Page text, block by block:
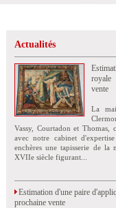
Actualités
royale
vente
La
Vassy, Courtadon et Thomas,
avec notre cabinet
enchères une tapisserie de
XVIIe siècle figurant...
Estimation d'une paire
prochaine vente